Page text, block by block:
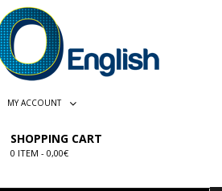
MY ACCOUNT
SHOPPING CART
0 ITEM - 0,00€